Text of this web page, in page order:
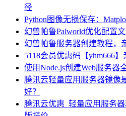
径
Python图像无损保存：
幻兽帕鲁Palworld优化配置文
幻兽帕鲁服务器创建教程，
5118会员优惠码【yhm666
使用Node.js创建Web服务器
腾讯云轻量应用服务器镜像
好？
腾讯云优惠_轻量应用服务